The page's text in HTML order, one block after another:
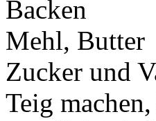
Backen
Mehl, Butter
Zucker und
Teig